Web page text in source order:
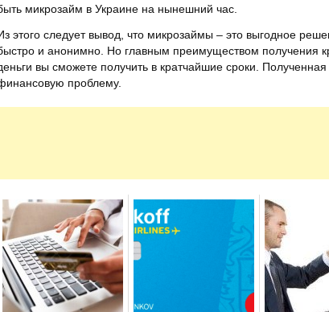
микрозайм в Украине на нынешний час.
этого следует вывод, что микрозаймы – это выгодное
и анонимно. Но главным преимуществом получения
вы сможете получить в кратчайшие сроки.
проблему.